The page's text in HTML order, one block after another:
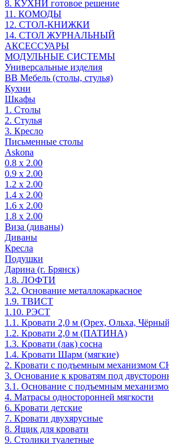
8. КУХНИ готовое решение
11. КОМОДЫ
12. СТОЛ-КНИЖКИ
14. СТОЛ ЖУРНАЛЬНЫЙ
АКСЕССУАРЫ
МОДУЛЬНЫЕ СИСТЕМЫ
Универсальные изделия
ВВ Мебель (столы, стулья)
Кухни
Шкафы
1. Столы
2. Стулья
3. Кресло
Письменные столы
Askona
0.8 х 2.00
0.9 х 2.00
1.2 х 2.00
1.4 х 2.00
1.6 х 2.00
1.8 х 2.00
Виза (диваны)
Диваны
Кресла
Подушки
Дарина (г. Брянск)
1.8. ЛОФТИ
3.2. Основание металлокаркасное
1.9. ТВИСТ
1.10. РЭСТ
1.1. Кровати 2,0 м (Орех, Ольха,
1.2. Кровати 2,0 м (ПАТИНА)
1.3. Кровати (лак) сосна
1.4. Кровати Шарм (мягкие)
2. Кровати с подъемным механизмом
3. Основание к кроватям под
3.1. Основание с подъемным
4. Матрасы односторонней мягкости
6. Кровати детские
7. Кровати двухярусные
8. Ящик для кровати
9. Столики туалетные